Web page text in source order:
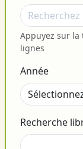
Appuyez sur la
lignes
Année
Recherche